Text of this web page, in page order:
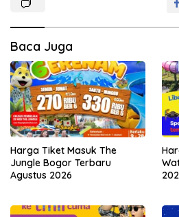
Baca Juga
Harga Tiket Masuk The
Jungle Bogor Terbaru
Agustus 2026